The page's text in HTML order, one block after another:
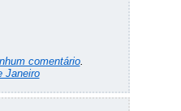
comentário.
Janeiro